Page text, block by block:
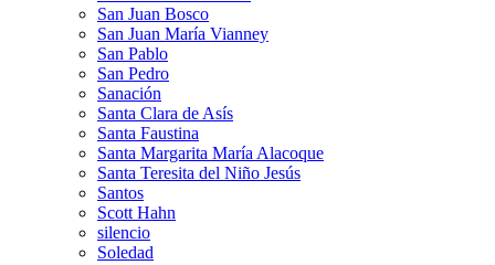
San Juan Bosco
San Juan María Vianney
San Pablo
San Pedro
Sanación
Santa Clara de Asís
Santa Faustina
Santa Margarita María Alacoque
Santa Teresita del Niño Jesús
Santos
Scott Hahn
silencio
Soledad